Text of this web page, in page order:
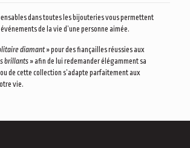
dans toutes les bijouteries vous permettent
de la vie d’une personne aimée.
diamant» pour des fiançailles réussies aux
brillants » afin de lui redemander élégamment sa
de cette collection s’adapte parfaitement aux
vie.